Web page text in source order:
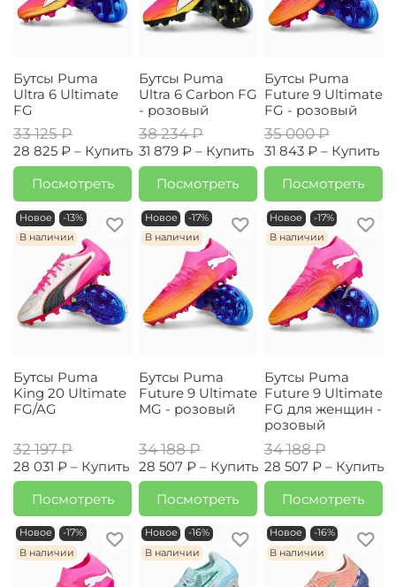
Бутсы Puma
Ultra 6 Ultimate
FG
33 125 ₽
28 825 ₽ – Купить
Посмотреть
Бутсы Puma
Ultra 6 Carbon FG
- розовый
38 234 ₽
31 879 ₽ – Купить
Посмотреть
Бутсы Puma
Future 9 Ultimate
FG - розовый
35 000 ₽
31 843 ₽ – Купить
Посмотреть
Новое
-13%
В наличии
Бутсы Puma
King 20 Ultimate
FG/AG
32 197 ₽
28 031 ₽ – Купить
Посмотреть
Новое
-17%
В наличии
Бутсы Puma
Future 9 Ultimate
MG - розовый
34 188 ₽
28 507 ₽ – Купить
Посмотреть
Новое
-17%
В наличии
Бутсы Puma
Future 9 Ultimate
FG для женщин -
розовый
34 188 ₽
28 507 ₽ – Купить
Посмотреть
Новое
-17%
В наличии
Новое
-16%
В наличии
Новое
-16%
В наличии